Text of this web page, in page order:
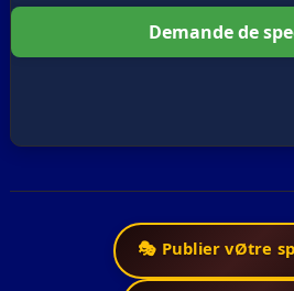
Demande de
🎭 Publier vØtre